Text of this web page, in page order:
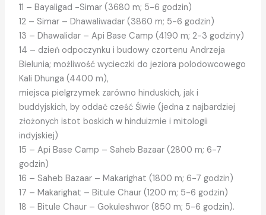
11 – Bayaligad -Simar (3680 m; 5-6 godzin)
12 – Simar – Dhawaliwadar (3860 m; 5-6 godzin)
13 – Dhawalidar – Api Base Camp (4190 m; 2-3 godziny)
14 – dzień odpoczynku i budowy czortenu Andrzeja
Bielunia; możliwość wycieczki do jeziora polodowcowego
Kali Dhunga (4400 m),
miejsca pielgrzymek zarówno hinduskich, jak i
buddyjskich, by oddać cześć Śiwie (jedna z najbardziej
złożonych istot boskich w hinduizmie i mitologii
indyjskiej)
15 – Api Base Camp – Saheb Bazaar (2800 m; 6-7
godzin)
16 – Saheb Bazaar – Makarighat (1800 m; 6-7 godzin)
17 – Makarighat – Bitule Chaur (1200 m; 5-6 godzin)
18 – Bitule Chaur – Gokuleshwor (850 m; 5-6 godzin).